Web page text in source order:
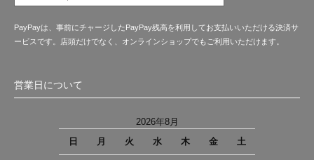
PayPayは、事前にチャージしたPayPay残高を利用してお支払いいただける決済サ
ービスです。店頭だけでなく、オンラインショップでもご利用いただけます。
営業日について
2026年8月
日
月 火 水 木 金 土